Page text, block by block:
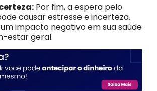
Por fim, a espera pelo
causar estresse e incerteza.
impacto negativo em sua saúde
estar geral.